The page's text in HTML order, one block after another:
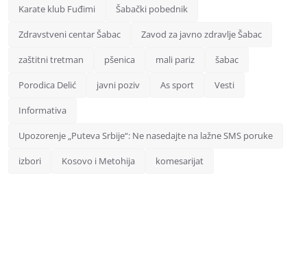
Karate klub Fuđimi Šabački pobednik
Zdravstveni centar Šabac Zavod za javno zdravlje Šabac
zaštitni tretman pšenica mali pariz šabac
Porodica Delić javni poziv As sport Vesti
Informativa
Upozorenje „Puteva Srbije“: Ne nasedajte na lažne SMS poruke
izbori Kosovo i Metohija komesarijat